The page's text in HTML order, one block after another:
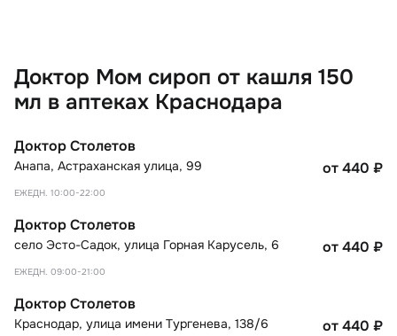
Доктор Мом сироп от кашля 150
мл в аптеках Краснодара
Доктор Столетов
Анапа, Астраханская улица, 99
ЕЖЕДН. 10:00-22:00
от 440 ₽
Доктор Столетов
село Эсто-Садок, улица Горная Карусель, 6
ЕЖЕДН. 09:00-21:00
от 440 ₽
Доктор Столетов
Краснодар, улица имени Тургенева, 138/6 от 440 ₽